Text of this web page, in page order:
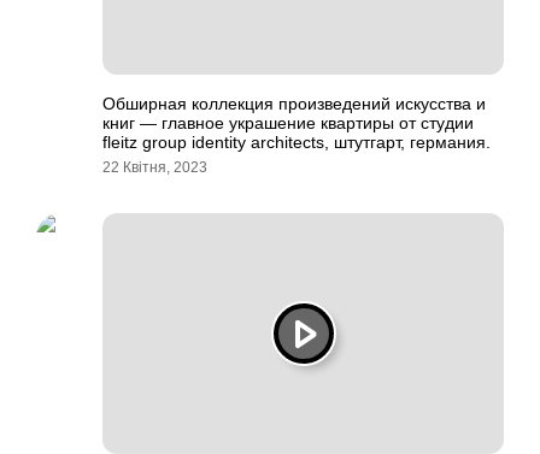
Обширная коллекция произведений искусства и
книг — главное украшение квартиры от студии
fleitz group identity architects, штутгарт, германия.
22 Квітня, 2023